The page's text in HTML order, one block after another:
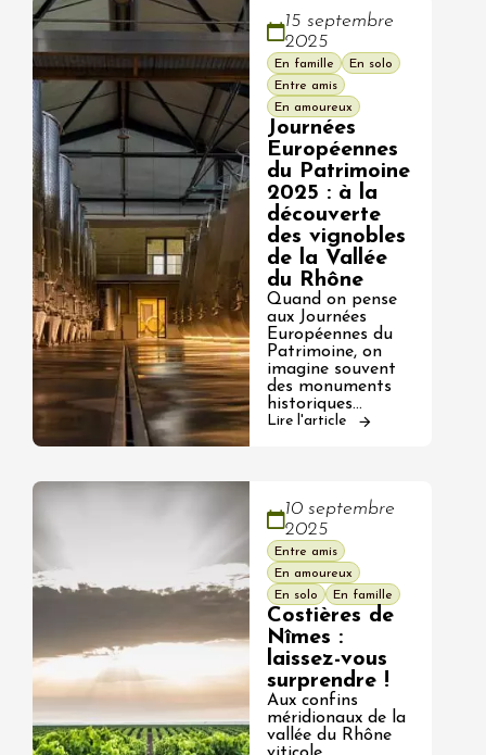
15 septembre
2025
En famille
En solo
Entre amis
En amoureux
Journées
Européennes
du Patrimoine
2025 : à la
découverte
des vignobles
de la Vallée
du Rhône
Quand on pense
aux Journées
Européennes du
Patrimoine, on
imagine souvent
des monuments
historiques…
Lire l'article
10 septembre
2025
Entre amis
En amoureux
En solo
En famille
Costières de
Nîmes :
laissez-vous
surprendre !
Aux confins
méridionaux de la
vallée du Rhône